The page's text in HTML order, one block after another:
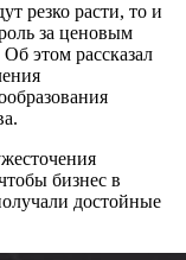
резко расти, то и
за ценовым
этом рассказал
бизнес в
достойные